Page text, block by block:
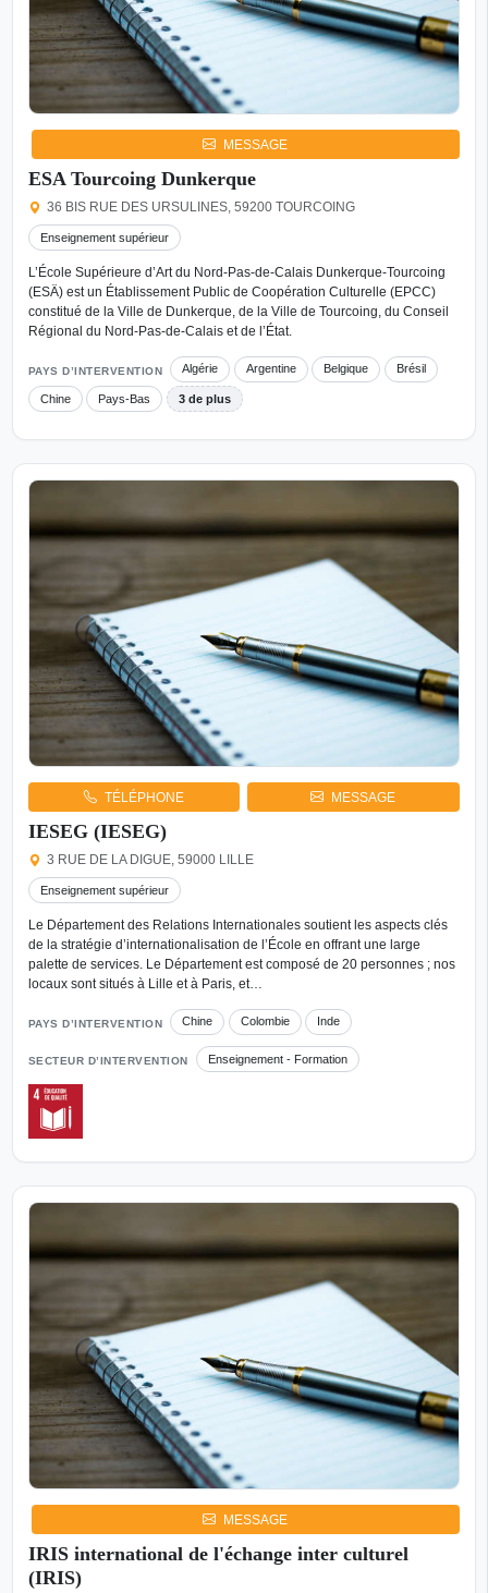
MESSAGE
ESA Tourcoing Dunkerque
36 BIS RUE DES URSULINES, 59200 TOURCOING
Enseignement supérieur
L’École Supérieure d’Art du Nord-Pas-de-Calais Dunkerque-Tourcoing
(ESÄ) est un Établissement Public de Coopération Culturelle (EPCC)
constitué de la Ville de Dunkerque, de la Ville de Tourcoing, du Conseil
Régional du Nord-Pas-de-Calais et de l’État.
PAYS D’INTERVENTION Algérie Argentine Belgique Brésil
Chine Pays-Bas 3 de plus
TÉLÉPHONE MESSAGE
IESEG (IESEG)
3 RUE DE LA DIGUE, 59000 LILLE
Enseignement supérieur
Le Département des Relations Internationales soutient les aspects clés
de la stratégie d’internationalisation de l’École en offrant une large
palette de services. Le Département est composé de 20 personnes ; nos
locaux sont situés à Lille et à Paris, et…
PAYS D’INTERVENTION Chine Colombie Inde
SECTEUR D’INTERVENTION Enseignement - Formation
MESSAGE
IRIS international de l'échange inter culturel
(IRIS)